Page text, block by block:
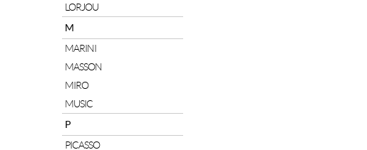
LORJOU
M
MARINI
MASSON
MIRO
MUSIC
P
PICASSO